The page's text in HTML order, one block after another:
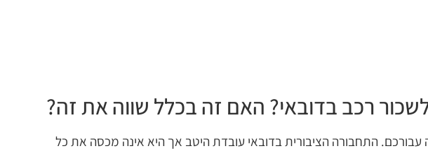
רכב בדובאי? האם זה בכלל שווה את זה?
עבורכם. התחבורה הציבורית בדובאי עובדת היטב אך היא אינה מכסה את כל